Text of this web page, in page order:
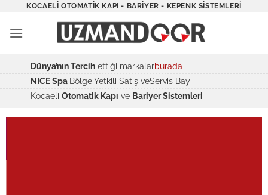
İçeriğeKOCAELI OTOMATIK KAPI - BARIYER - KEPENK SISTEMLERI
Dünya’nın Tercih ettiği markalarburada
NICE Spa Bölge Yetkili Satış veServis Bayi
Kocaeli Otomatik Kapı ve Bariyer Sistemleri